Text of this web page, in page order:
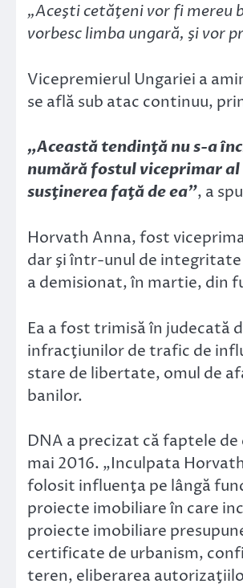
„Aceşti cetăţeni vor fi mereu
vorbesc limba ungară, şi vor
Vicepremierul Ungariei a
se află sub atac continuu,
„Această tendinţă nu s-a
numără fostul viceprimar
susţinerea faţă de ea”, a
Horvath Anna, fost
dar şi într-unul de
a demisionat, în martie, din
Ea a fost trimisă în
infracţiunilor de trafic de
stare de libertate, omul de
banilor.
DNA a precizat că faptele
mai 2016. „Inculpata
folosit influenţa pe lângă
proiecte imobiliare în care
proiecte imobiliare
certificate de urbanism,
teren, eliberarea